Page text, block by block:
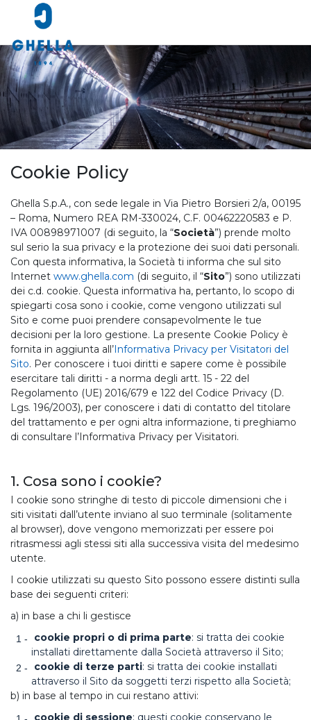
Cookie Policy
Ghella S.p.A., con sede legale in Via Pietro Borsieri 2/a, 00195
– Roma, Numero REA RM-330024, C.F. 00462220583 e P.
IVA 00898971007 (di seguito, la “Società”) prende molto
sul serio la sua privacy e la protezione dei suoi dati personali.
Con questa informativa, la Società ti informa che sul sito
Internet www.ghella.com (di seguito, il “Sito”) sono utilizzati
dei c.d. cookie. Questa informativa ha, pertanto, lo scopo di
spiegarti cosa sono i cookie, come vengono utilizzati sul
Sito e come puoi prendere consapevolmente le tue
decisioni per la loro gestione. La presente Cookie Policy è
fornita in aggiunta all’Informativa Privacy per Visitatori del
Sito. Per conoscere i tuoi diritti e sapere come è possibile
esercitare tali diritti - a norma degli artt. 15 - 22 del
Regolamento (UE) 2016/679 e 122 del Codice Privacy (D.
Lgs. 196/2003), per conoscere i dati di contatto del titolare
del trattamento e per ogni altra informazione, ti preghiamo
di consultare l’Informativa Privacy per Visitatori.
1. Cosa sono i cookie?
I cookie sono stringhe di testo di piccole dimensioni che i
siti visitati dall’utente inviano al suo terminale (solitamente
al browser), dove vengono memorizzati per essere poi
ritrasmessi agli stessi siti alla successiva visita del medesimo
utente.
I cookie utilizzati su questo Sito possono essere distinti sulla
base dei seguenti criteri:
a) in base a chi li gestisce
cookie propri o di prima parte: si tratta dei cookie
installati direttamente dalla Società attraverso il Sito;
cookie di terze parti: si tratta dei cookie installati
attraverso il Sito da soggetti terzi rispetto alla Società;
b) in base al tempo in cui restano attivi:
cookie di sessione: questi cookie conservano le